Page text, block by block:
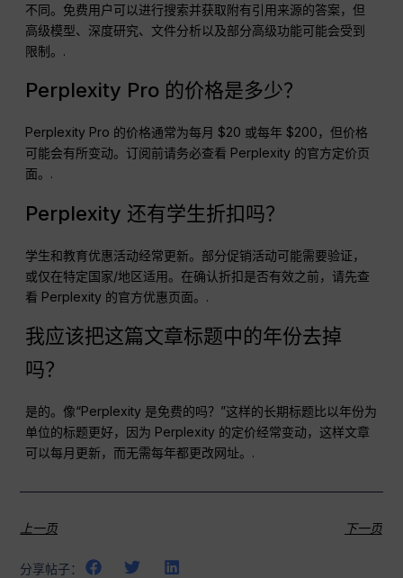
不同。免费用户可以进行搜索并获取附有引用来源的答案，但
高级模型、深度研究、文件分析以及部分高级功能可能会受到
限制。.
Perplexity Pro 的价格是多少？
Perplexity Pro 的价格通常为每月 $20 或每年 $200，但价格
可能会有所变动。订阅前请务必查看 Perplexity 的官方定价页
面。.
Perplexity 还有学生折扣吗？
学生和教育优惠活动经常更新。部分促销活动可能需要验证，
或仅在特定国家/地区适用。在确认折扣是否有效之前，请先查
看 Perplexity 的官方优惠页面。.
我应该把这篇文章标题中的年份去掉
吗？
是的。像“Perplexity 是免费的吗？”这样的长期标题比以年份为
单位的标题更好，因为 Perplexity 的定价经常变动，这样文章
可以每月更新，而无需每年都更改网址。.
上一页 下一页
分享帖子：